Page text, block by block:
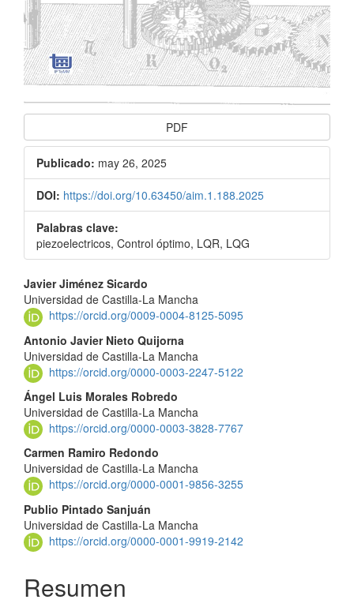
PDF
Publicado: may 26, 2025
DOI: https://doi.org/10.63450/aim.1.188.2025
Palabras clave:
piezoelectricos, Control óptimo, LQR, LQG
Contenido
principal
del
artículo
Javier Jiménez Sicardo
Universidad de Castilla-La Mancha
https://orcid.org/0009-0004-8125-5095
Antonio Javier Nieto Quijorna
Universidad de Castilla-La Mancha
https://orcid.org/0000-0003-2247-5122
Ángel Luis Morales Robredo
Universidad de Castilla-La Mancha
https://orcid.org/0000-0003-3828-7767
Carmen Ramiro Redondo
Universidad de Castilla-La Mancha
https://orcid.org/0000-0001-9856-3255
Publio Pintado Sanjuán
Universidad de Castilla-La Mancha
https://orcid.org/0000-0001-9919-2142
Resumen